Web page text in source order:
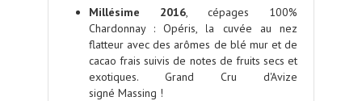
Millésime 2016, cépages 100%
Chardonnay: Opéris, la cuvée au nez
flatteur avec des arômes de blé mur et de
cacao frais suivis de notes de fruits secs et
exotiques. Grand Cru d'Avize
signé Massing !